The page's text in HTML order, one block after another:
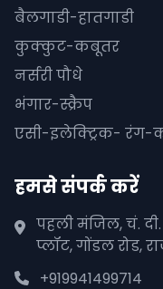
बैलगाडी-हातगाडी
कुक्कुट-कबूतर
नर्सरी पौधे
भंगार-स्क्रैप
एसी-इलेक्ट्रिक- रंग-
हमसे संपर्क करें
पहली मंजिल, चं.
प्लॉट, गोंडल रोड,
+919941499714